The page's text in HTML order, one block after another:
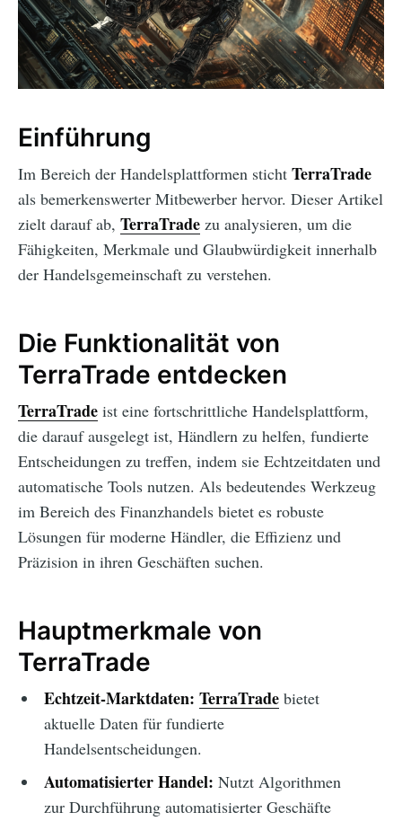
Einführung
Im Bereich der Handelsplattformen sticht TerraTrade
als bemerkenswerter Mitbewerber hervor. Dieser Artikel
zielt darauf ab, TerraTrade zu analysieren, um die
Fähigkeiten, Merkmale und Glaubwürdigkeit innerhalb
der Handelsgemeinschaft zu verstehen.
Die Funktionalität von
TerraTrade entdecken
TerraTrade ist eine fortschrittliche Handelsplattform,
die darauf ausgelegt ist, Händlern zu helfen, fundierte
Entscheidungen zu treffen, indem sie Echtzeitdaten und
automatische Tools nutzen. Als bedeutendes Werkzeug
im Bereich des Finanzhandels bietet es robuste
Lösungen für moderne Händler, die Effizienz und
Präzision in ihren Geschäften suchen.
Hauptmerkmale von
TerraTrade
Echtzeit-Marktdaten: TerraTradebietet
aktuelle Daten für fundierte
Handelsentscheidungen.
Automatisierter Handel: Nutzt Algorithmen
zur Durchführung automatisierter Geschäfte